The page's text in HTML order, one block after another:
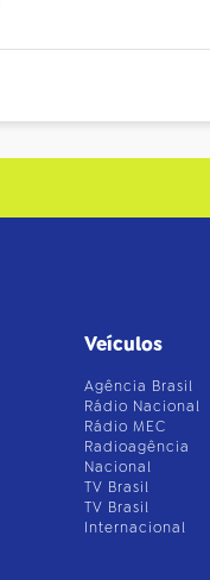
Veículos
Agência Brasil
Rádio Nacional
Rádio MEC
Radioagência
Nacional
TV Brasil
TV Brasil
Internacional